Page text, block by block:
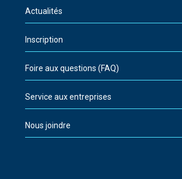
Actualités
Inscription
Foire aux questions (FAQ)
Service aux entreprises
Nous joindre